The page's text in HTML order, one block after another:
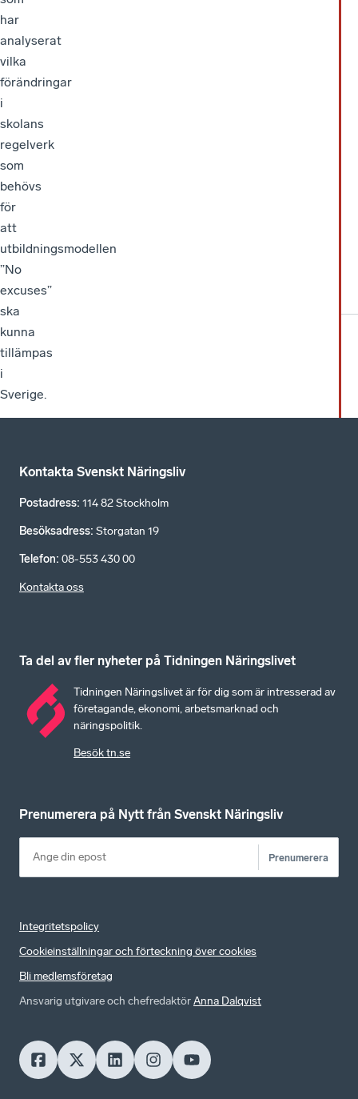
har
analyserat
vilka
förändringar
i
skolans
regelverk
som
behövs
för
att
utbildningsmodellen
”No
excuses”
ska
kunna
tillämpas
i
Sverige.
Kontakta Svenskt Näringsliv
Postadress: 114 82 Stockholm
Besöksadress: Storgatan 19
Telefon: 08-553 430 00
Kontakta oss
Ta del av fler nyheter på Tidningen Näringslivet
Tidningen Näringslivet är för dig som är intresserad av
företagande, ekonomi, arbetsmarknad och
näringspolitik.
Besök tn.se
Prenumerera på Nytt från Svenskt Näringsliv
Prenumerera
Integritetspolicy
Cookieinställningar och förteckning över cookies
Bli medlemsföretag
Ansvarig utgivare och chefredaktörAnna Dalqvist